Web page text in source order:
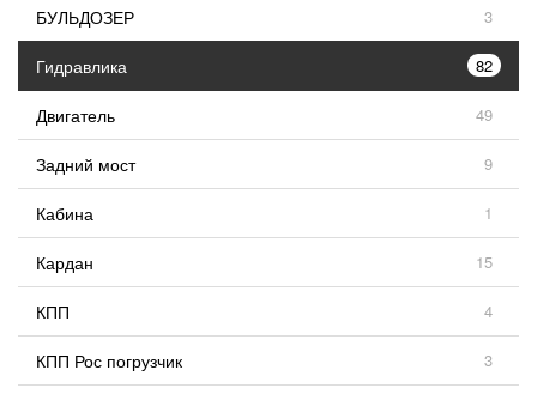
БУЛЬДОЗЕР 3
Гидравлика 82
Двигатель 49
Задний мост 9
Кабина 1
Кардан 15
КПП 4
КПП Рос погрузчик 3